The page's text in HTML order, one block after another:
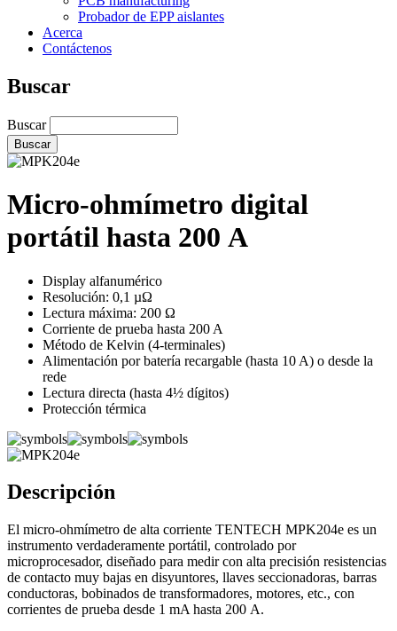
Probador de EPP aislantes
Acerca
Contáctenos
Buscar
Buscar
Micro-ohmímetro digital
portátil hasta 200 A
Display alfanumérico
Resolución: 0,1 µΩ
Lectura máxima: 200 Ω
Corriente de prueba hasta 200 A
Método de Kelvin (4-terminales)
Alimentación por batería recargable (hasta 10 A) o desde la
rede
Lectura directa (hasta 4½ dígitos)
Protección térmica
Descripción
El micro-ohmímetro de alta corriente TENTECH MPK204e es un
instrumento verdaderamente portátil, controlado por
microprocesador, diseñado para medir con alta precisión resistencias
de contacto muy bajas en disyuntores, llaves seccionadoras, barras
conductoras, bobinados de transformadores, motores, etc., con
corrientes de prueba desde 1 mA hasta 200 A.